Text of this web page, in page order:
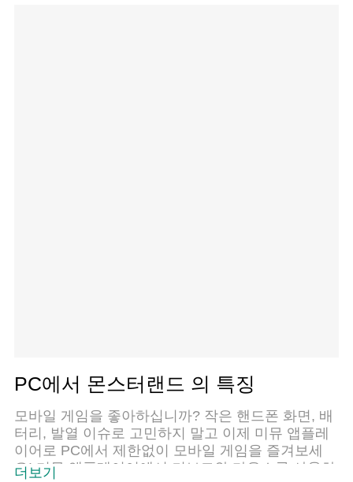
PC에서 몬스터랜드 의 특징
모바일 게임을 좋아하십니까? 작은 핸드폰 화면, 배
터리, 발열 이슈로 고민하지 말고 이제 미뮤 앱플레
이어로 PC에서 제한없이 모바일 게임을 즐겨보세
요! 미뮤 앱플레이어에서 키보드와 마우스를 사용하
더보기